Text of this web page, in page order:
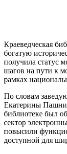
Краеведческая
богатую
получила статус
шагов на пути к
рамках
По словам
Екатерины
библиотеке был
сектор
повысили
доступной для